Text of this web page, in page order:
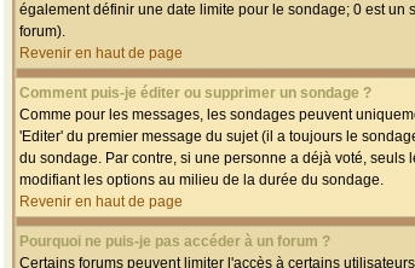
également définir une date limite pour le sondage; 0 est
forum).
Revenir en haut de page
Comment puis-je éditer ou supprimer un sondage ?
Comme pour les messages, les sondages peuvent
'Editer' du premier message du sujet (il a toujours le
du sondage. Par contre, si une personne a déjà voté,
modifiant les options au milieu de la durée du sondage.
Revenir en haut de page
Pourquoi ne puis-je pas accéder à un forum ?
Certains forums peuvent limiter l'accès à certains